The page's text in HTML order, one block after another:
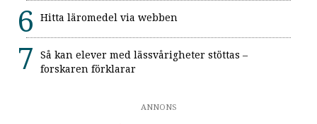
Hitta läromedel via webben
Så kan elever med lässvårigheter stöttas –
forskaren förklarar
ANNONS